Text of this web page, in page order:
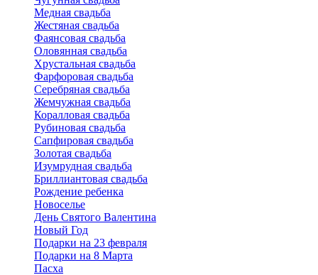
Медная свадьба
Жестяная свадьба
Фаянсовая свадьба
Оловянная свадьба
Хрустальная свадьба
Фарфоровая свадьба
Серебряная свадьба
Жемчужная свадьба
Коралловая свадьба
Рубиновая свадьба
Сапфировая свадьба
Золотая свадьба
Изумрудная свадьба
Бриллиантовая свадьба
Рождение ребенка
Новоселье
День Святого Валентина
Новый Год
Подарки на 23 февраля
Подарки на 8 Марта
Пасха